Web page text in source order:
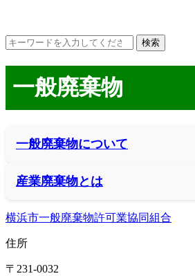
一般廃棄物
一般廃棄物について
産業廃棄物とは
横浜市一般廃棄物許可業協同組合
住所
〒231-0032